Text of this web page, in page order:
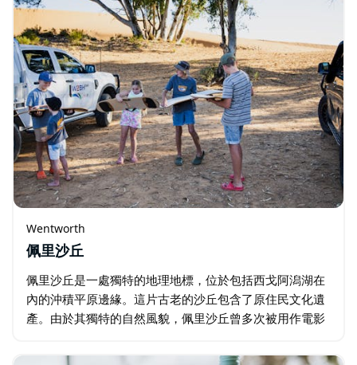
Wentworth
佩里沙丘
佩里沙丘是一處獨特的地理地標，位於包括西戈阿潟湖在
內的沖積平原邊緣。這片古老的沙丘包含了原住民文化遺
產。由於其獨特的自然風貌，佩里沙丘曾多次被用作電影
時期之後（距今約4萬年前）…